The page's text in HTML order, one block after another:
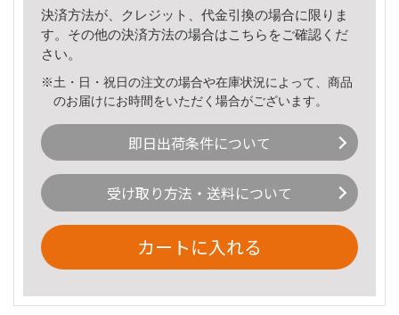
決済方法が、クレジット、代金引換の場合に限りま
す。その他の決済方法の場合はこちら をご確認くだ
さい。
※土・日・祝日の注文の場合や在庫状況によって、商品
のお届けにお時間をいただく場合がございます。
即日出荷条件について
受け取り方法・送料について
カートに入れる